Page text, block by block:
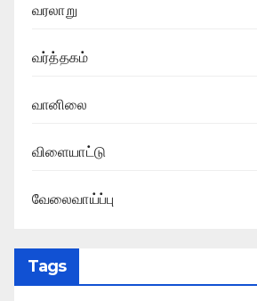
வரலாறு
வர்த்தகம்
வானிலை
விளையாட்டு
வேலைவாய்ப்பு
Tags